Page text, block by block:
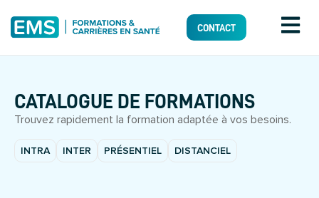
CONTACT
CATALOGUE DE FORMATIONS
Trouvez rapidement la formation adaptée à vos besoins.
INTRA INTER PRÉSENTIEL DISTANCIEL